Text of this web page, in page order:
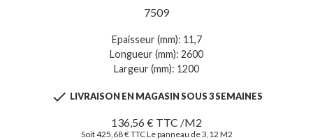
7509
Epaisseur (mm): 11,7
Longueur (mm): 2600
Largeur (mm): 1200
 LIVRAISON EN MAGASIN SOUS 3 SEMAINES
136,56 € TTC /M2
Soit 425,68 € TTC Le panneau de 3,12 M2